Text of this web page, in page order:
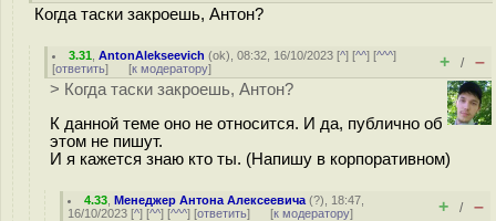
Когда таски закроешь, Антон?
3.31 ,AntonAlekseevich (ok), 08:32, 16/10/2023 [^] [^^] [^^^]
[ответить] [к модератору] + / –
> Когда таски закроешь, Антон?
К данной теме оно не относится. И да, публично об
этом не пишут.
И я кажется знаю кто ты. (Напишу в корпоративном)
4.33 ,Менеджер Антона Алексеевича (?), 18:47,
16/10/2023 [^] [^^] [^^^] [ответить] [к модератору] + / –